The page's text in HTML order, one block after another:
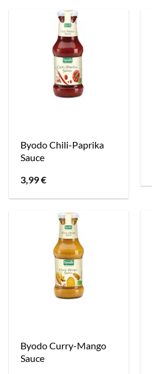
Byodo Chili-Paprika
Sauce
3,99€
Byodo Curry-Mango
Sauce